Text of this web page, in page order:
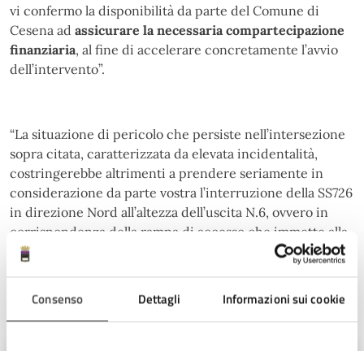
Consenso Dettagli Informazioni sui cookie
vi confermo la disponibilità da parte del Comune di
Cesena ad assicurare la necessaria compartecipazione
finanziaria, al fine di accelerare concretamente l’avvio
dell’intervento”.
“La situazione di pericolo che persiste nell’intersezione
sopra citata, caratterizzata da elevata incidentalità,
costringerebbe altrimenti a prendere seriamente in
considerazione da parte vostra l’interruzione della SS726
in direzione Nord all’altezza dell’uscita N.6, ovvero in
corrispondenza della rampa di accesso che immette alla
SS3bis”.
A cura di